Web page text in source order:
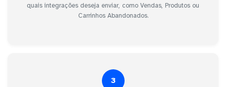
quais integrações deseja enviar, como Vendas, Produtos ou
Carrinhos Abandonados.
3